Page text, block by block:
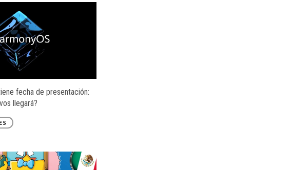
fecha de presentación:
llegará?